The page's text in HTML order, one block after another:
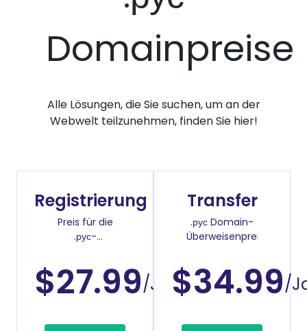
Domainpreise
Alle Lösungen, die Sie suchen, um an der
Webwelt teilzunehmen, finden Sie hier!
Registrierung
Preis für die
.рус-
$27.99/Jahr
Transfer
.рус Domain-
Überweisenpreis
$34.99/